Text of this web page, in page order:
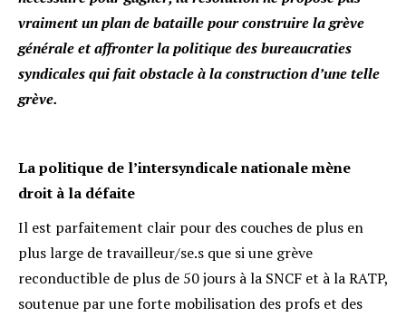
vraiment un plan de bataille pour construire la grève
générale et affronter la politique des bureaucraties
syndicales qui fait obstacle à la construction d’une telle
grève.
La politique de l’intersyndicale nationale mène
droit à la défaite
Il est parfaitement clair pour des couches de plus en
plus large de travailleur/se.s que si une grève
reconductible de plus de 50 jours à la SNCF et à la RATP,
soutenue par une forte mobilisation des profs et des